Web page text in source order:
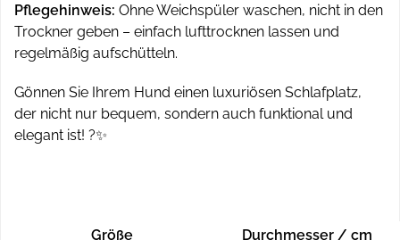
Pflegehinweis: Ohne Weichspüler waschen, nicht in den
Trockner geben – einfach lufttrocknen lassen und
regelmäßig aufschütteln.
Gönnen Sie Ihrem Hund einen luxuriösen Schlafplatz,
der nicht nur bequem, sondern auch funktional und
elegant ist! ?✨
Größe Durchmesser / cm